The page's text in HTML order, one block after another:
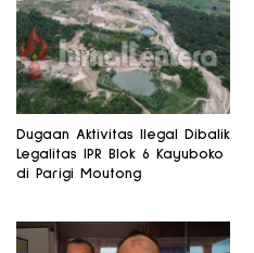
Dugaan Aktivitas Ilegal Dibalik
Legalitas IPR Blok 6 Kayuboko
di Parigi Moutong